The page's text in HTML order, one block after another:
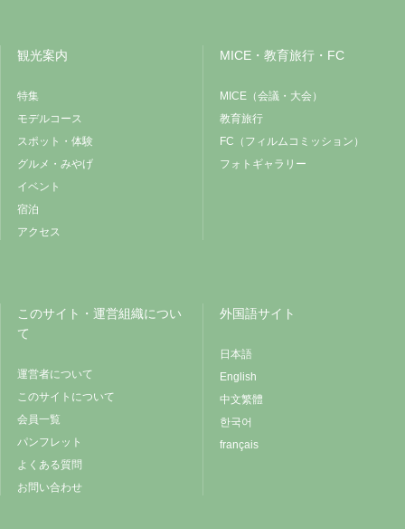
観光案内
特集
モデルコース
スポット・体験
グルメ・みやげ
イベント
宿泊
アクセス
MICE・教育旅行・FC
MICE（会議・大会）
教育旅行
FC（フィルムコミッション）
フォトギャラリー
このサイト・運営組織につい
て
運営者について
このサイトについて
会員一覧
パンフレット
よくある質問
お問い合わせ
外国語サイト
日本語
English
中文繁體
한국어
français